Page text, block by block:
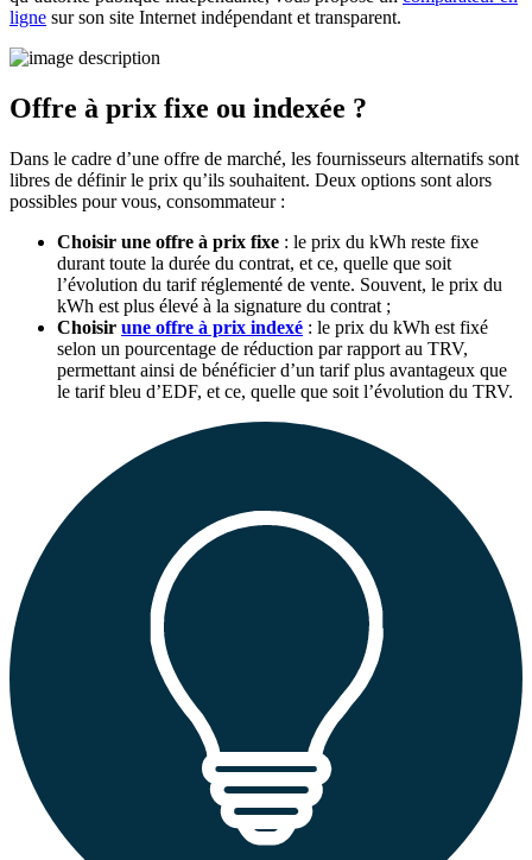
ligne sur son site Internet indépendant et transparent.
Offre à prix fixe ou indexée ?
Dans le cadre d’une offre de marché, les fournisseurs alternatifs sont
libres de définir le prix qu’ils souhaitent. Deux options sont alors
possibles pour vous, consommateur :
Choisir une offre à prix fixe : le prix du kWh reste fixe
durant toute la durée du contrat, et ce, quelle que soit
l’évolution du tarif réglementé de vente. Souvent, le prix du
kWh est plus élevé à la signature du contrat ;
Choisir une offre à prix indexé : le prix du kWh est fixé
selon un pourcentage de réduction par rapport au TRV,
permettant ainsi de bénéficier d’un tarif plus avantageux que
le tarif bleu d’EDF, et ce, quelle que soit l’évolution du TRV.